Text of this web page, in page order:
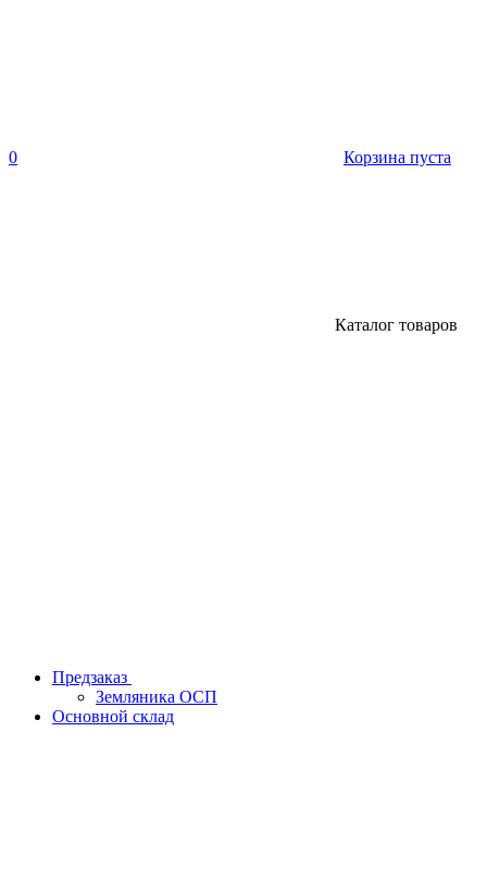
0 Корзина пуста
Каталог товаров
Предзаказ
Земляника ОСП
Основной склад